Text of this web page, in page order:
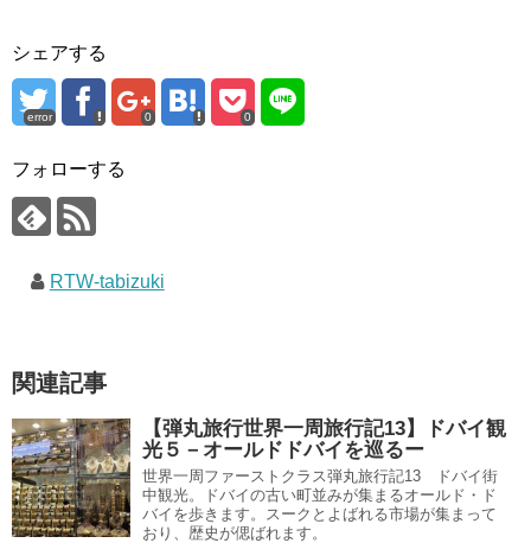
シェアする
error 0 0
フォローする
RTW-tabizuki
関連記事
【弾丸旅行世界一周旅行記13】ドバイ観
光５－オールドドバイを巡るー
世界一周ファーストクラス弾丸旅行記13 ドバイ街
中観光。ドバイの古い町並みが集まるオールド・ド
バイを歩きます。スークとよばれる市場が集まって
おり、歴史が偲ばれます。